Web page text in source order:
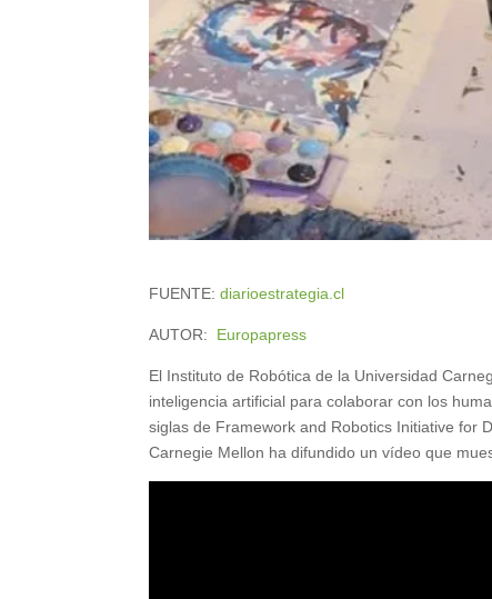
FUENTE:diarioestrategia.cl
AUTOR: Europapress
El Instituto de Robótica de la Universidad
inteligencia artificial para colaborar con los
siglas de Framework and Robotics Initiative for
Carnegie Mellon ha difundido un vídeo que